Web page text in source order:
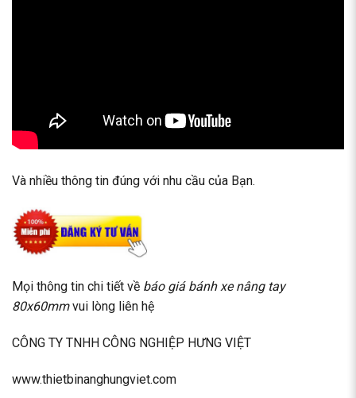
Và nhiều thông tin đúng với nhu cầu của Bạn.
Mọi thông tin chi tiết về báo giá bánh xe nâng tay
80x60mmvui lòng liên hệ
CÔNG TY TNHH CÔNG NGHIỆP HƯNG VIỆT
www.thietbinanghungviet.com